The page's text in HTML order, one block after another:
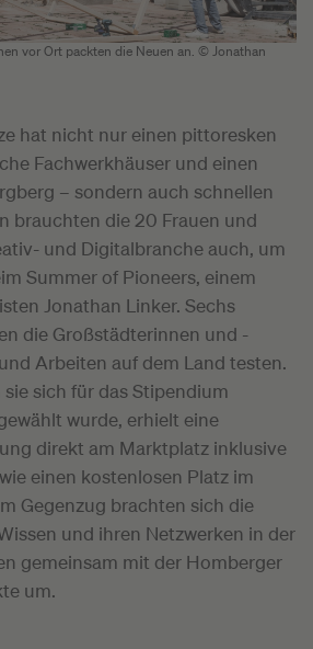
vor Ort packten die Neuen an. © Jonathan
hat nicht nur einen pittoresken
Fachwerkhäuser und einen
– sondern auch schnellen
brauchten die 20 Frauen und
und Digitalbranche auch, um
Summer of Pioneers, einem
Jonathan Linker. Sechs
die Großstädterinnen und -
Arbeiten auf dem Land testen.
sich für das Stipendium
wurde, erhielt eine
direkt am Marktplatz inklusive
einen kostenlosen Platz im
Gegenzug brachten sich die
und ihren Netzwerken in der
gemeinsam mit der Homberger
um.